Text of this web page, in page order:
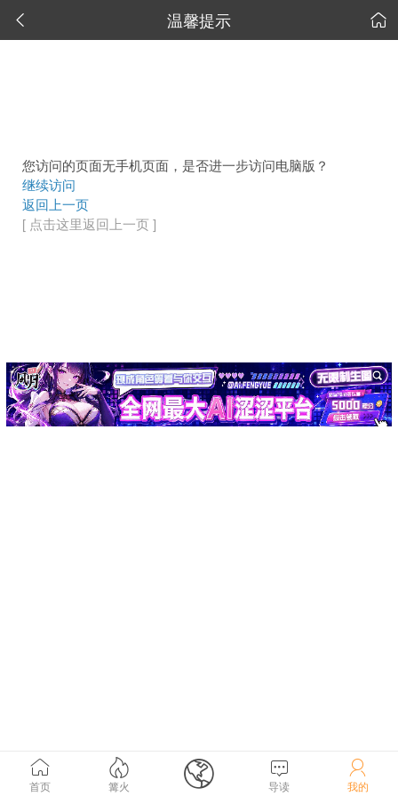
 温馨提示 
您访问的页面无手机页面，是否进一步访问电脑版？
继续访问
返回上一页
[ 点击这里返回上一页 ]

首页

篝火  
导读

我的